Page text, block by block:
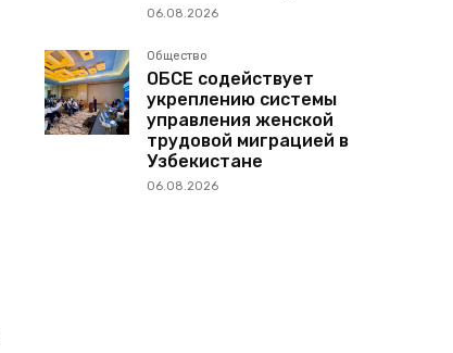
06.08.2026
Общество
ОБСЕ содействует
укреплению системы
управления женской
трудовой миграцией в
Узбекистане
06.08.2026